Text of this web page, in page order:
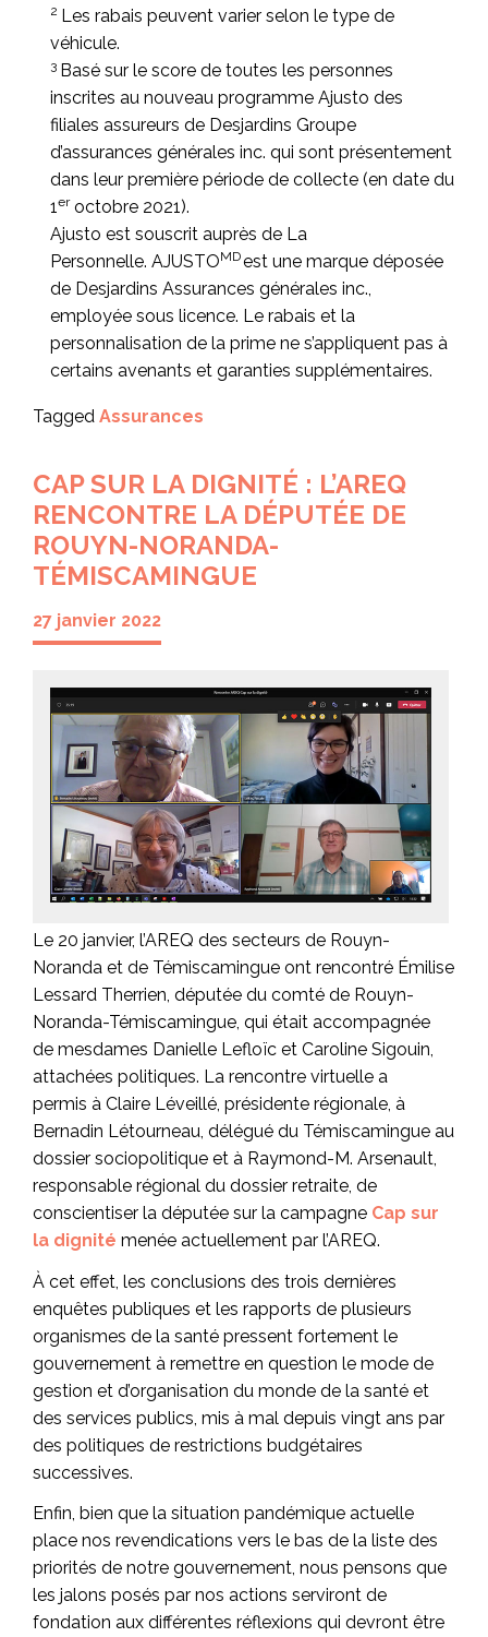
2 Les rabais peuvent varier selon le type de
véhicule.
3 Basé sur le score de toutes les personnes
inscrites au nouveau programme Ajusto des
filiales assureurs de Desjardins Groupe
d’assurances générales inc. qui sont présentement
dans leur première période de collecte (en date du
1 eroctobre 2021).
Ajusto est souscrit auprès de La
Personnelle. AJUSTOMDest une marque déposée
de Desjardins Assurances générales inc.,
employée sous licence. Le rabais et la
personnalisation de la prime ne s’appliquent pas à
certains avenants et garanties supplémentaires.
Tagged Assurances
CAP SUR LA DIGNITÉ : L’AREQ
RENCONTRE LA DÉPUTÉE DE
ROUYN-NORANDA-
TÉMISCAMINGUE
27 janvier 2022
Le 20 janvier, l’AREQ des secteurs de Rouyn-
Noranda et de Témiscamingue ont rencontré Émilise
Lessard Therrien, députée du comté de Rouyn-
Noranda-Témiscamingue, qui était accompagnée
de mesdames Danielle Lefloïc et Caroline Sigouin,
attachées politiques. La rencontre virtuelle a
permis à Claire Léveillé, présidente régionale, à
Bernadin Létourneau, délégué du Témiscamingue au
dossier sociopolitique et à Raymond-M. Arsenault,
responsable régional du dossier retraite, de
conscientiser la députée sur la campagne Cap sur
la dignité menée actuellement par l’AREQ.
À cet effet, les conclusions des trois dernières
enquêtes publiques et les rapports de plusieurs
organismes de la santé pressent fortement le
gouvernement à remettre en question le mode de
gestion et d’organisation du monde de la santé et
des services publics, mis à mal depuis vingt ans par
des politiques de restrictions budgétaires
successives.
Enfin, bien que la situation pandémique actuelle
place nos revendications vers le bas de la liste des
priorités de notre gouvernement, nous pensons que
les jalons posés par nos actions serviront de
fondation aux différentes réflexions qui devront être